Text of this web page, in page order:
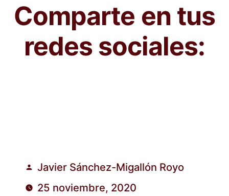
Comparte en tus
redes sociales:
Publicado
por
Javier Sánchez-Migallón Royo
25 noviembre, 2020